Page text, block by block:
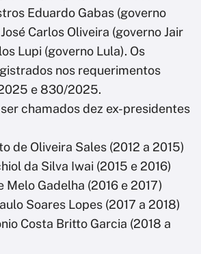
Eduardo Gabas (governo
Carlos Oliveira (governo Jair
Lupi (governo Lula). Os
nos requerimentos
e 830/2025.
chamados dez ex-presidentes
de Oliveira Sales (2012 a 2015)
da Silva Iwai (2015 e 2016)
Melo Gadelha (2016 e 2017)
Soares Lopes (2017 a 2018)
Costa Britto Garcia (2018 a